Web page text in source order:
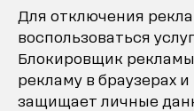
Для отключения
воспользоваться
Блокировщик
рекламу в браузерах
защищает личные